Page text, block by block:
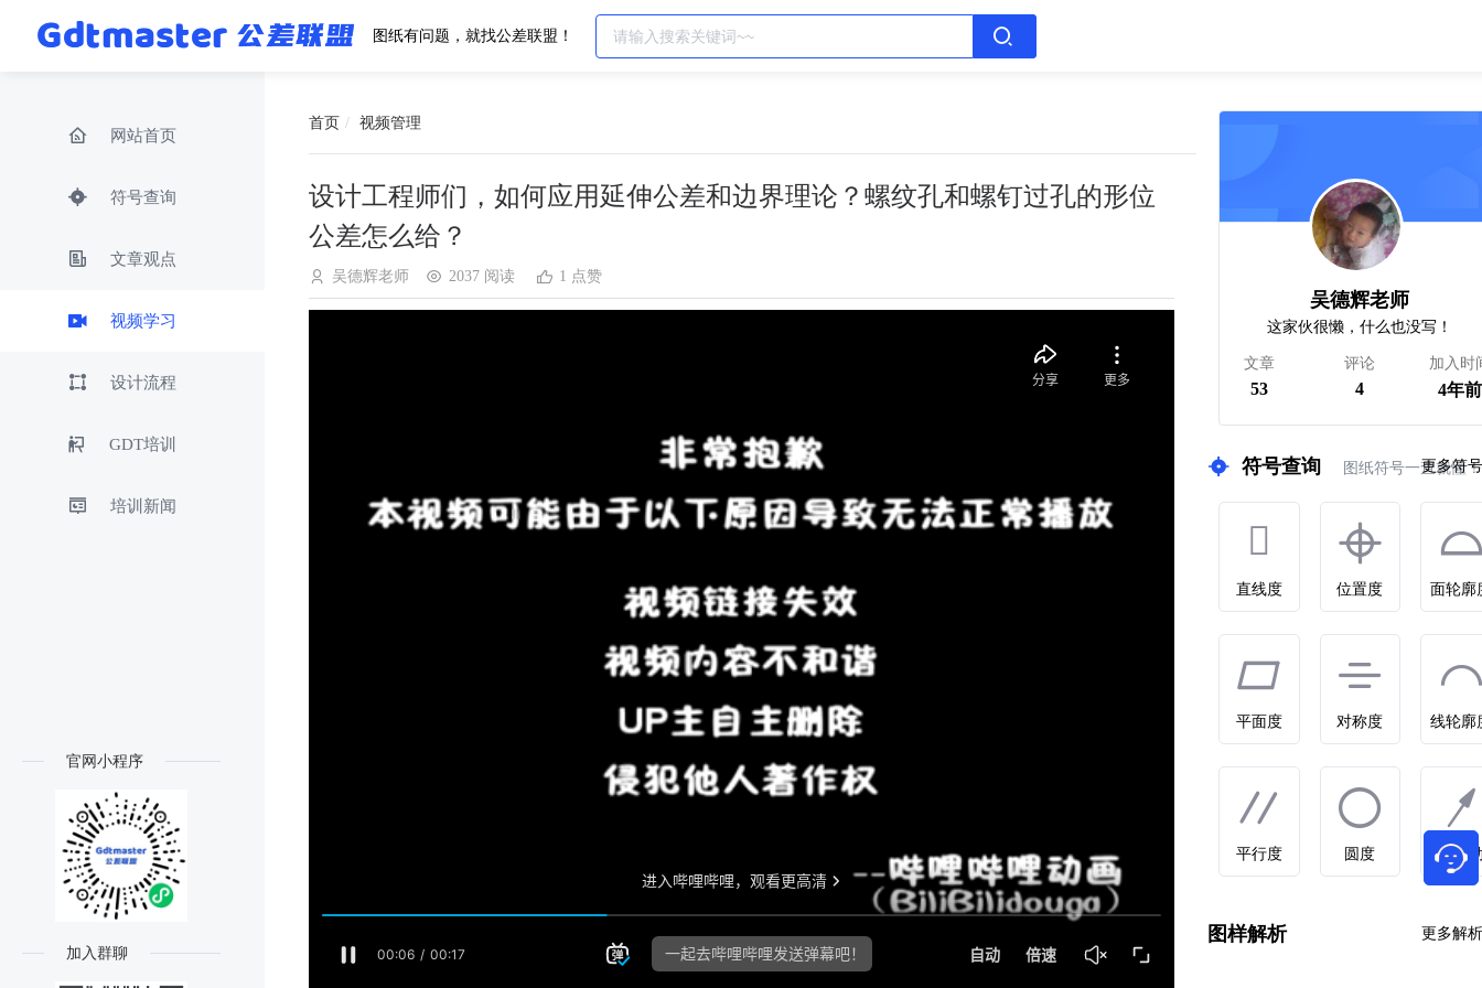
图纸有问题，就找公差联盟！
网站首页
符号查询
文章观点
视频学习
设计流程
GDT培训
培训新闻
官网小程序
加入群聊
首页 视频管理
设计工程师们，如何应用延伸公差和边界理论？螺纹孔和螺钉过孔的形位
公差怎么给？
吴德辉老师 2037 阅读 1 点赞
吴德辉老师
这家伙很懒，什么也没写！
文章
53
评论
4
加入时
4年前
符号查询 图纸符号一查就懂！
更多符号
直线度 位置度 面轮廓
平面度 对称度 线轮廓
平行度 圆度 圆跳
图样解析 更多解析